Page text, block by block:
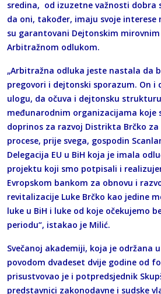
sredina, od izuzetne važnosti
da oni, također, imaju svoje interese
su garantovani Dejtonskim
Arbitražnom odlukom.
„Arbitražna odluka jeste nastala da
pregovori i dejtonski sporazum. On i
ulogu, da očuva i dejtonsku
međunarodnim organizacijama koje
doprinos za razvoj Distrikta Brčko za
procese, prije svega, gospodin
Delegacija EU u BiH koja je imala
projektu koji smo potpisali i
Evropskom bankom za obnovu i
revitalizacije Luke Brčko kao jedine
luke u BiH i luke od koje očekujemo
periodu“, istakao je Milić.
Svečanoj akademiji, koja je održana
povodom dvadeset dvije godine od
prisustvovao je i potpredsjednik
predstavnici zakonodavne i sudske